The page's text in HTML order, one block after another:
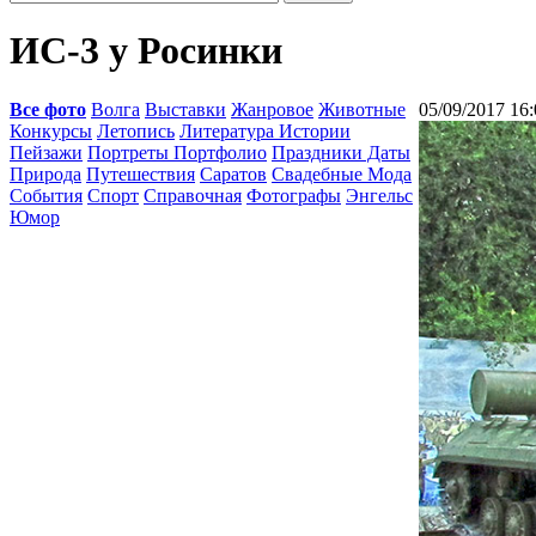
ИС-3 у Росинки
Все фото Волга Выставки Жанровое Животные
Конкурсы Летопись Литература Истории
Пейзажи Портреты Портфолио Праздники Даты
Природа Путешествия Саратов Свадебные Мода
События Спорт Справочная Фотографы Энгельс
Юмор
05/09/2017